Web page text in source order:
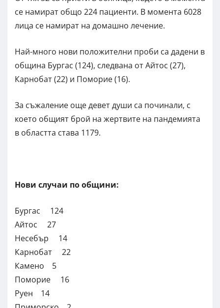
се намират общо 224 пациенти. В момента 6028
лица се намират на домашно лечение.
Най-много нови положителни проби са дадени в
община Бургас (124), следвана от Айтос (27),
Карнобат (22) и Поморие (16).
За съжаление още девет души са починали, с
което общият брой на жертвите на пандемията
в областта става 1179.
Нови случаи по общини:
Бургас 124
Айтос 27
Несебър 14
Карнобат 22
Камено 5
Поморие 16
Руен 14